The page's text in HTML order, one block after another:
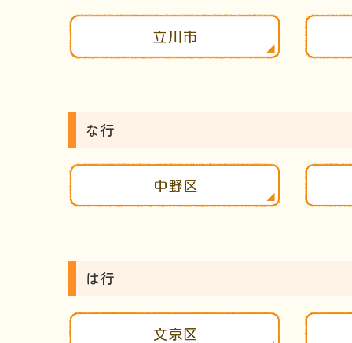
な行
は行